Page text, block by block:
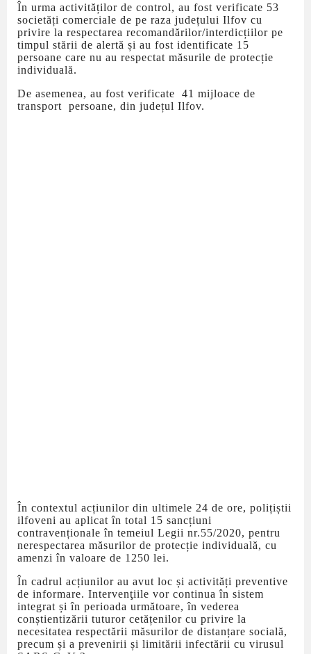
În urma activităților de control, au fost verificate 53
societăți comerciale de pe raza județului Ilfov cu
privire la respectarea recomandărilor/interdicțiilor pe
timpul stării de alertă și au fost identificate 15
persoane care nu au respectat măsurile de protecție
individuală.
De asemenea, au fost verificate 41 mijloace de
transport persoane, din județul Ilfov.
În contextul acțiunilor din ultimele 24 de ore, polițiștii
ilfoveni au aplicat în total 15 sancțiuni
contravenționale în temeiul Legii nr.55/2020, pentru
nerespectarea măsurilor de protecție individuală, cu
amenzi în valoare de 1250 lei.
În cadrul acțiunilor au avut loc și activități preventive
de informare. Intervenţiile vor continua în sistem
integrat și în perioada următoare, în vederea
conștientizării tuturor cetățenilor cu privire la
necesitatea respectării măsurilor de distanțare socială,
precum și a prevenirii și limitării infectării cu virusul